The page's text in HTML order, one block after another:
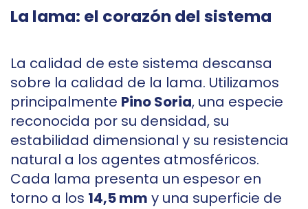
La lama: el corazón del sistema
La calidad de este sistema descansa
sobre la calidad de la lama. Utilizamos
principalmente Pino Soria, una especie
reconocida por su densidad, su
estabilidad dimensional y su resistencia
natural a los agentes atmosféricos.
Cada lama presenta un espesor en
torno a los 14,5 mm y una superficie de